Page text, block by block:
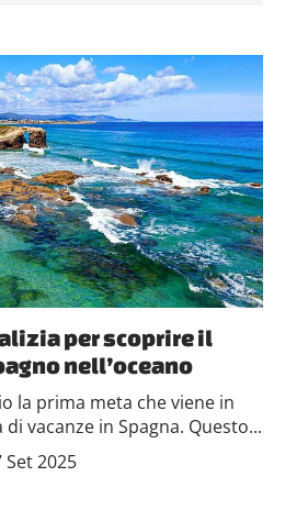
per scoprire il
nell’oceano
la prima meta che viene in
vacanze in Spagna. Questo...
Set 2025